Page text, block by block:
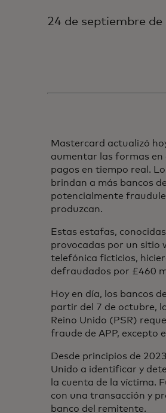
24 de septiembre
Mastercard actualizó
aumentar las formas en
pagos en tiempo real.
brindan a más bancos
potencialmente
produzcan.
Estas estafas,
provocadas por un sitio
telefónica ficticios,
defraudados por £460
Hoy en día, los bancos
partir del 7 de octubre,
Reino Unido (PSR)
fraude de APP, excepto
Desde principios de
Unido a identificar y
la cuenta de la víctima.
con una transacción y
banco del remitente.